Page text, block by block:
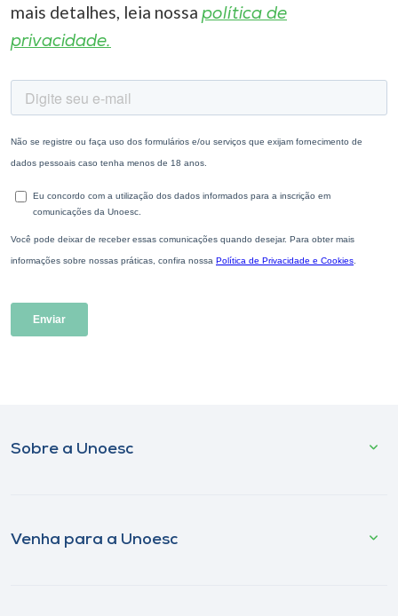
mais detalhes, leia nossa política de
privacidade.
Sobre a Unoesc
Venha para a Unoesc